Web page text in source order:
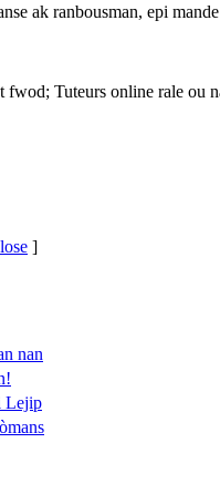
ak ranbousman, epi
fwod; Tuteurs online rale ou
]
nan
Lejip